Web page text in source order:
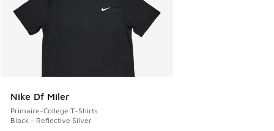
Nike Df Miler
Primaire-College T-Shirts
Black - Reflective Silver